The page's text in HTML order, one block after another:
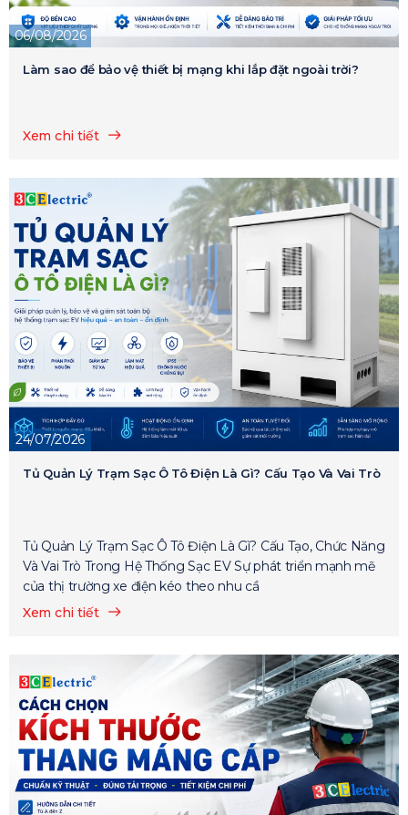
06/08/2026
Làm sao để bảo vệ thiết bị mạng khi lắp đặt ngoài trời?
Xem chi tiết
24/07/2026
Tủ Quản Lý Trạm Sạc Ô Tô Điện Là Gì? Cấu Tạo Và Vai Trò
Tủ Quản Lý Trạm Sạc Ô Tô Điện Là Gì? Cấu Tạo, Chức Năng
Và Vai Trò Trong Hệ Thống Sạc EV Sự phát triển mạnh mẽ
của thị trường xe điện kéo theo nhu cầ
Xem chi tiết